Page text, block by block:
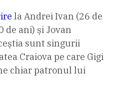
la Andrei Ivan (26 de
de ani) și Jovan
sunt singurii
Craiova pe care Gigi
chiar patronul lui